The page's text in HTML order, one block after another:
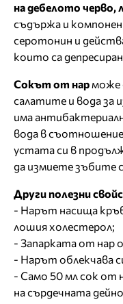
на дебелото черво,
съдържа и
серотонин и
които са
Сокът от нарможе
салатите и вода за
има
вода в
устата си в
да измиете зъбите
Други полезни
- Нарът насища
лошия холестерол;
- Запарката от нар
- Нарът облекчава
- Само 50 мл сок от
на сърдечната